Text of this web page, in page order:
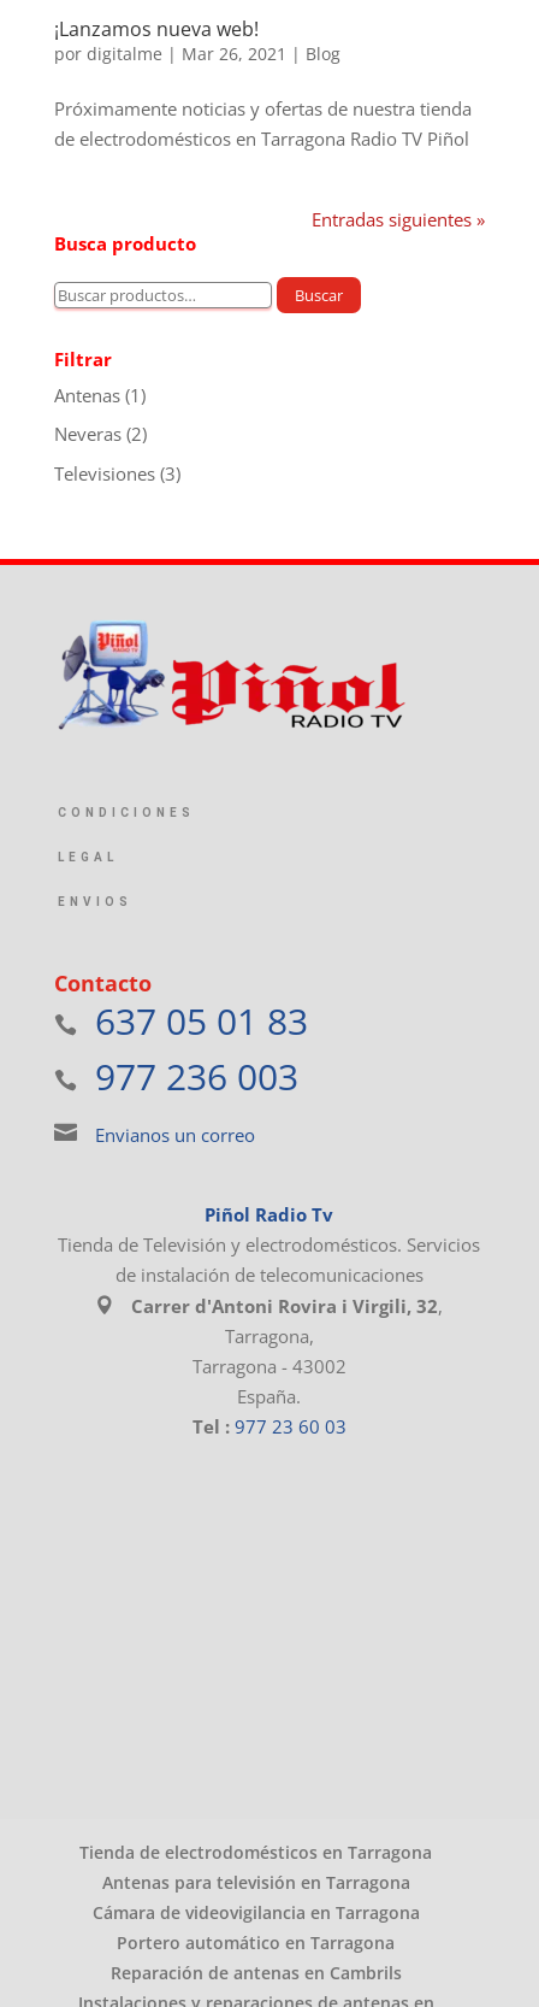
¡Lanzamos nueva web!
por digitalme | Mar 26, 2021 | Blog
Próximamente noticias y ofertas de nuestra tienda
de electrodomésticos en Tarragona Radio TV Piñol
Entradas siguientes »
Busca producto
Buscar
por:
Buscar
Filtrar
Antenas (1)
Neveras (2)
Televisiones (3)
CONDICIONES
LEGAL
ENVIOS
Contacto
637 05 01 83
977 236 003
Envianos un correo
Piñol Radio Tv
Tienda de Televisión y electrodomésticos. Servicios
de instalación de telecomunicaciones
Carrer d'Antoni Rovira i Virgili, 32,
Tarragona,
Tarragona - 43002
España.
Tel : 977 23 60 03
Tienda de electrodomésticos en Tarragona
Antenas para televisión en Tarragona
Cámara de videovigilancia en Tarragona
Portero automático en Tarragona
Reparación de antenas en Cambrils
Instalaciones y reparaciones de antenas en